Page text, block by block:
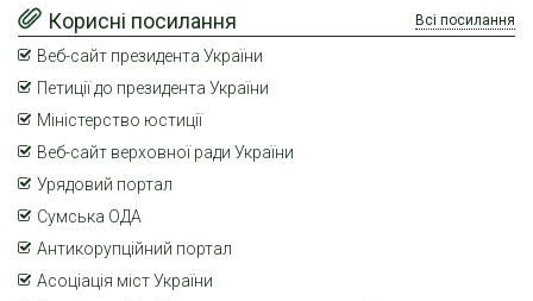
Корисні посилання Всі посилання
Веб-сайт президента України
Петиції до президента України
Міністерство юстиції
Веб-сайт верховної ради України
Урядовий портал
Сумська ОДА
Антикорупційний портал
Асоціація міст України